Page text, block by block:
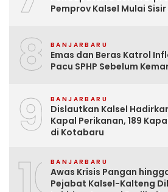
Pemprov Kalsel Mulai
8 BANJARBARU
Emas dan Beras Katrol
Pacu SPHP Sebelum
9 BANJARBARU
Dislautkan Kalsel
Kapal Perikanan, 189
di Kotabaru
10BANJARBARU
Awas Krisis Pangan
Pejabat Kalsel-Kalteng